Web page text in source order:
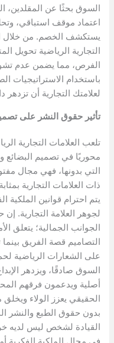
السوق بحثًا عن
اعتماد موقف استباقي،
يستكشف الخصم. من خلال
التجارية الرياضية تحويل
الفرص، مما يضمن عدم
باستخدام الاستراتيجيات
لعلامتك التجارية أن
تأثير حقوق النشر على
تلعب العلامات التجارية
محوريًا في تصميم
التي بدونها، فهي مجال
ذات العلامات التجارية
يتم احترام قوانين الملكية
لجوهر العلامة التجارية.
الجوانب الجمالية؛ يتعلق
التصاميم قصة الفريق
على الشعارات الرياضية
السوق صادقًا، ويزدهر
أصلية ويدعمون فرقهم
الحقيقي يعزز الولاء
بدون حقوق الطبع والنشر
القيادة لشخص ليس لديه